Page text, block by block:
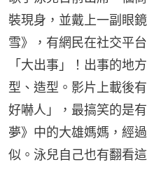
裝現身，並戴上一副眼
雪》，有網民在社交平
「大出事」！出事的地
型、造型。影片上載後
好嚇人」，最搞笑的是
夢》中的大雄媽媽，經
似。泳兒自己也有翻看